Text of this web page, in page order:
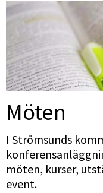
Möten
I Strömsunds
möten, kurser,
event.